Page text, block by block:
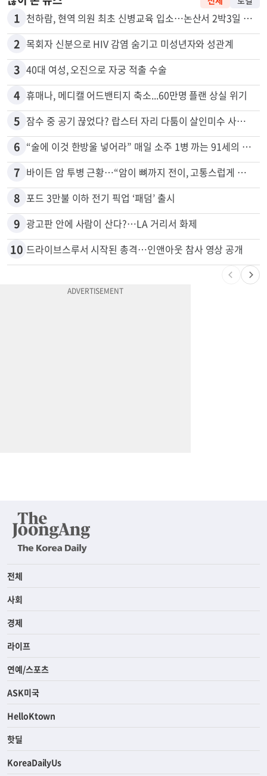
많이 본 뉴스
1
2 목회자 신분으로 HIV 감염 숨기고 미성년자와 성관계
3 40대 여성, 오진으로 자궁 적출 수술
4 휴매나, 메디캘 어드밴티지 축소...60만명 플랜 상실 위기
5 잠수 중 공기 끊었다? 랍스터 자리 다툼이 살인미수 사건으로
6 “술에 이것 한방울 넣어라” 매일 소주 1병 까는 91세의 철칙
7
8 포드 3만불 이하 전기 픽업 ‘패덤’ 출시
9 광고판 안에 사람이 산다?…LA 거리서 화제
드라이브스루서 시작된 총격…인앤아웃 참사 영상 공개
전체
사회
경제
라이프
연예/스포츠
ASK미국
HelloKtown
핫딜